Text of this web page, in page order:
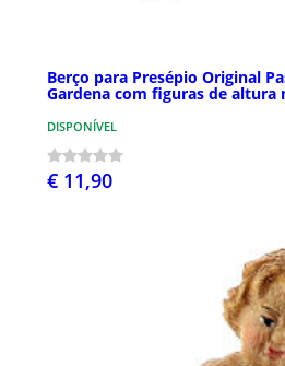
Berço para Presépio Original
Gardena com figuras de altura
DISPONÍVEL
€ 11,90